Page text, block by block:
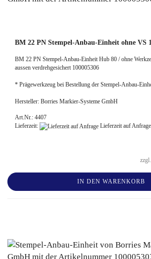
BM 22 PN Stempel-Anbau-Einheit ohne VS
BM 22 PN Stempel-Anbau-Einheit Hub 80 / ohne
aussen verdrehgesichert 100005306
* Prägewerkzeug bei Bestellung der Stempel-Anbau-
Hersteller: Borries Markier-Systeme GmbH
Art.Nr.: 4407
Lieferzeit:
Lieferzeit auf Anfrage
IN DEN WARENKORB